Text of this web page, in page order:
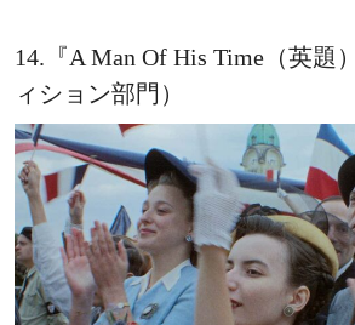
14.『A Man Of His Time（英題
ィション部門）